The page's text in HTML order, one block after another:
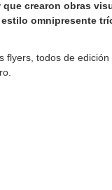
crearon obras
omnipresente
flyers, todos de edición